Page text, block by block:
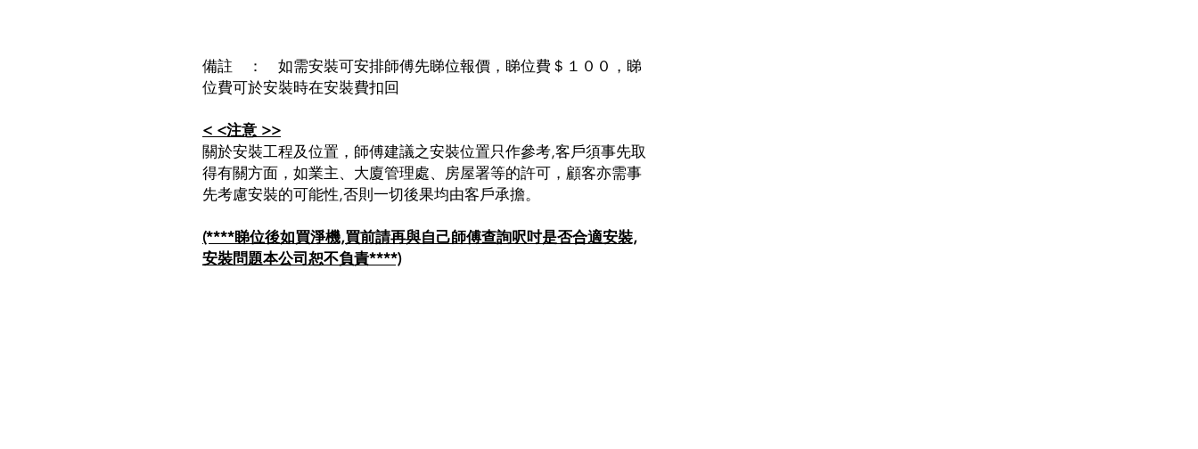
備註 ： 如需安裝可安排師傅先睇位報價，睇位費＄１００，睇
位費可於安裝時在安裝費扣回
< <注意 >>
關於安裝工程及位置，師傅建議之安裝位置只作參考,客戶須事先取
得有關方面，如業主、大廈管理處、房屋署等的許可，顧客亦需事
先考慮安裝的可能性,否則一切後果均由客戶承擔。
(****睇位後如買淨機,買前請再與自己師傅查詢呎吋是否合適安裝,
安裝問題本公司恕不負責****)